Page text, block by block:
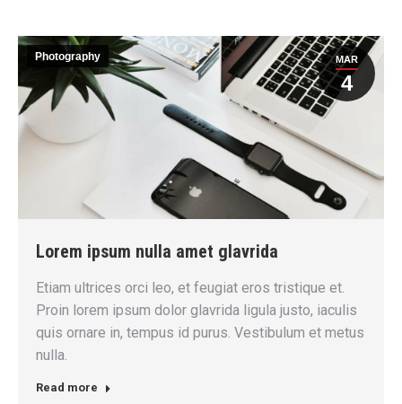
MAR
4
Photography
Lorem ipsum nulla amet glavrida
Etiam ultrices orci leo, et feugiat eros tristique et.
Proin lorem ipsum dolor glavrida ligula justo, iaculis
quis ornare in, tempus id purus. Vestibulum et metus
nulla.
Read more